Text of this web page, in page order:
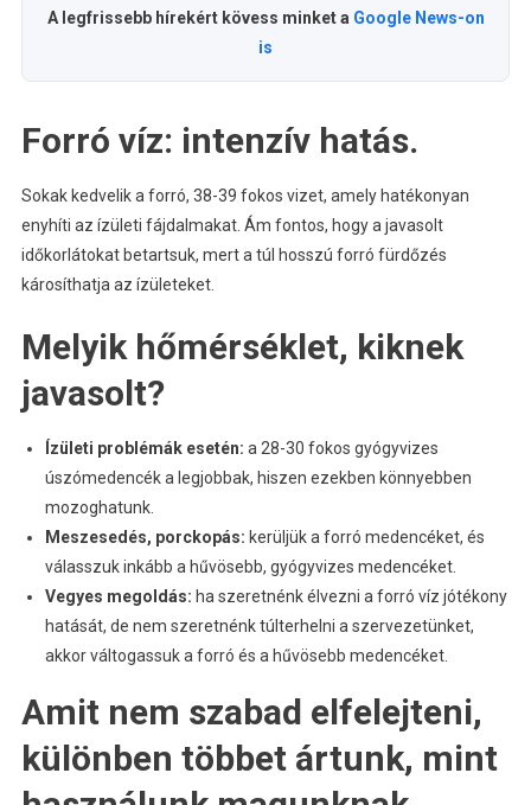
A legfrissebb hírekért kövess minket a Google News-on
is
Forró víz: intenzív hatás.
Sokak kedvelik a forró, 38-39 fokos vizet, amely hatékonyan
enyhíti az ízületi fájdalmakat. Ám fontos, hogy a javasolt
időkorlátokat betartsuk, mert a túl hosszú forró fürdőzés
károsíthatja az ízületeket.
Melyik hőmérséklet, kiknek
javasolt?
Ízületi problémák esetén: a 28-30 fokos gyógyvizes
úszómedencék a legjobbak, hiszen ezekben könnyebben
mozoghatunk.
Meszesedés, porckopás: kerüljük a forró medencéket, és
válasszuk inkább a hűvösebb, gyógyvizes medencéket.
Vegyes megoldás: ha szeretnénk élvezni a forró víz jótékony
hatását, de nem szeretnénk túlterhelni a szervezetünket,
akkor váltogassuk a forró és a hűvösebb medencéket.
Amit nem szabad elfelejteni,
különben többet ártunk, mint